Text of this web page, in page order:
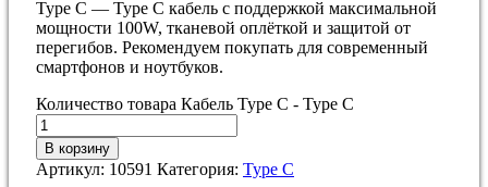
Type С — Type С кабель с поддержкой максимальной
мощности 100W, тканевой оплёткой и защитой от
перегибов. Рекомендуем покупать для современный
смартфонов и ноутбуков.
Количество товара Кабель Type C - Type C
В корзину
Артикул: 10591 Категория: Type С